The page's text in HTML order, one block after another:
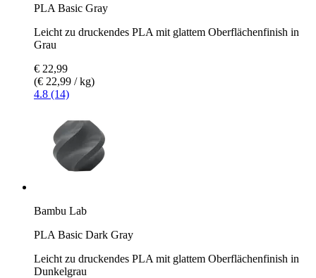
PLA Basic Gray
Leicht zu druckendes PLA mit glattem Oberflächenfinish in
Grau
€ 22,99
(€ 22,99 / kg)
4.8 (14)
Bambu Lab
PLA Basic Dark Gray
Leicht zu druckendes PLA mit glattem Oberflächenfinish in
Dunkelgrau